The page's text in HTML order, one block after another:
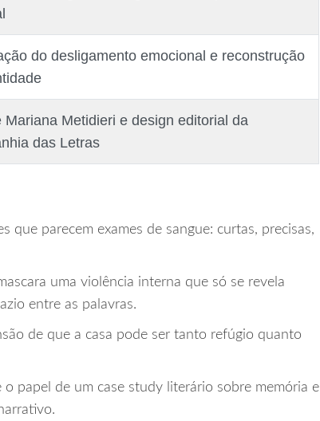
do desligamento emocional e reconstrução
Mariana Metidieri e design editorial da
das Letras
que parecem exames de sangue: curtas, precisas,
uma violência interna que só se revela
entre as palavras.
de que a casa pode ser tanto refúgio quanto
o papel de um case study literário sobre memória e